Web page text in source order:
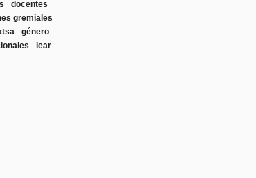
docentes
gremiales
género
lear